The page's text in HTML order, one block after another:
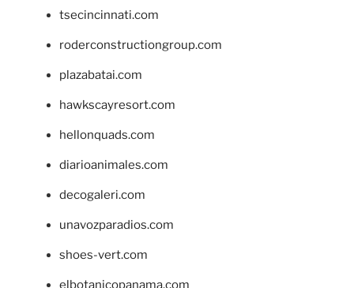
tsecincinnati.com
roderconstructiongroup.com
plazabatai.com
hawkscayresort.com
hellonquads.com
diarioanimales.com
decogaleri.com
unavozparadios.com
shoes-vert.com
elbotanicopanama.com